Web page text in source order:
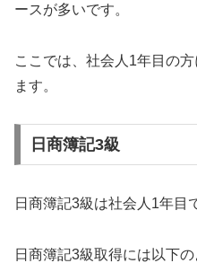
ースが多いです。
ここでは、社会人1年目の
ます。
日商簿記3級
日商簿記3級は社会人1年目
日商簿記3級取得には以下